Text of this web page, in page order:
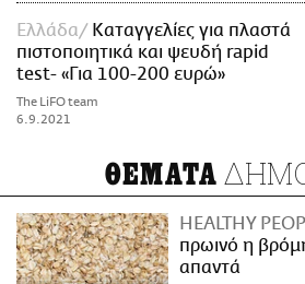
Ελλάδα
Καταγγελίες για πλαστά
πιστοποιητικά και ψευδή rapid
test- «Για 100-200 ευρώ»
The LiFO team
6.9.2021
ΘΕΜΑΤΑ
HEALTHY
πρωινό η
απαντά